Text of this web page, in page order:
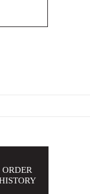
ORDER